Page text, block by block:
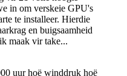
in om verskeie GPU's
te installeer. Hierdie
en buigsaamheid
maak vir take...